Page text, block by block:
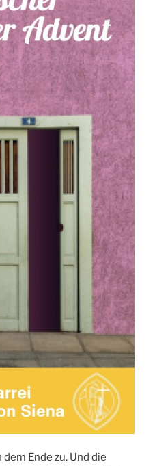
Ende zu. Und die